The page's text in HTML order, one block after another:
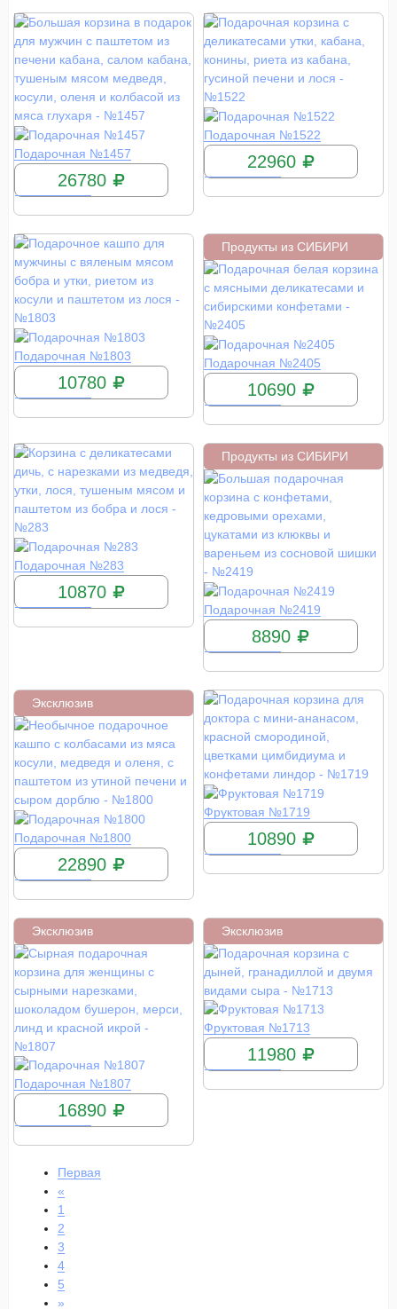
Подарочная №1457
КУПИТЬ
26780
Подарочная №1522
КУПИТЬ
22960
Подарочная №1803
КУПИТЬ
10780
Продукты из СИБИРИ
Подарочная №2405
КУПИТЬ
10690
Подарочная №283
КУПИТЬ
10870
Продукты из СИБИРИ
Подарочная №2419
КУПИТЬ
8890
Эксклюзив
Подарочная №1800
КУПИТЬ
22890
Фруктовая №1719
КУПИТЬ
10890
Эксклюзив
Подарочная №1807
КУПИТЬ
16890
Эксклюзив
Фруктовая №1713
КУПИТЬ
11980
Первая
«
1
2
3
4
5
»